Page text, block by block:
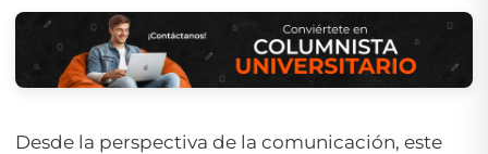
Desde la perspectiva de la comunicación, este